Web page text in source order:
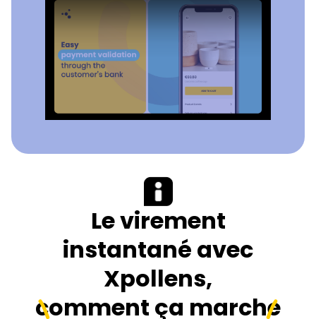
Le virement
instantané avec
Xpollens,
comment ça marche